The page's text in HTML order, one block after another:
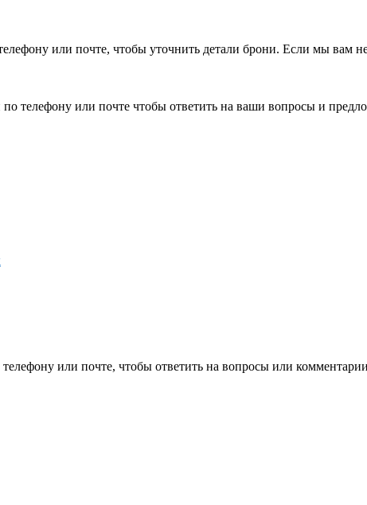
или почте, чтобы уточнить детали брони. Если мы вам
телефону или почте чтобы ответить на ваши вопросы и
или почте, чтобы ответить на вопросы или